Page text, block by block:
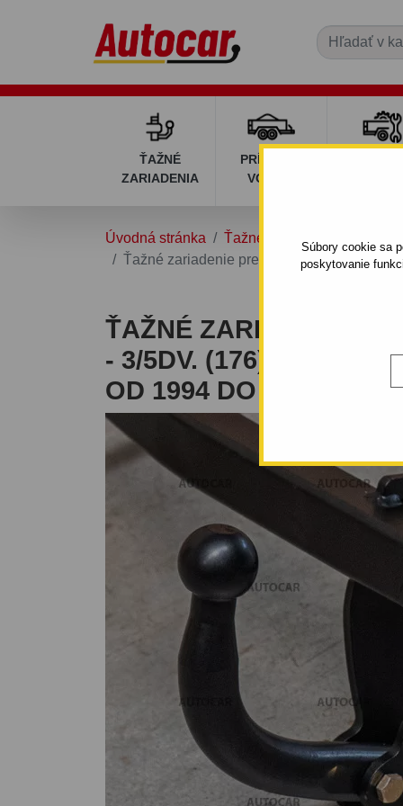
Súbory cookie sa
poskytovanie
ŤAŽNÉ
ZARIADENIA
PRÍVESNÉ
VOZÍKY
Úvodná stránka Ťažné zariadenia
Ťažné zariadenie pre Fiat PUNTO - 3/5dv.
ŤAŽNÉ ZARIADENIE
- 3/5DV. (176) -
OD 1994 DO 1999/08